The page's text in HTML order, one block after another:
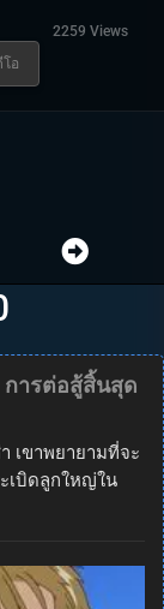
2259 Views
อ
การต่อสู้สิ้นสุด
เขาพยายามที่จะ
เบิดลูกใหญ่ใน